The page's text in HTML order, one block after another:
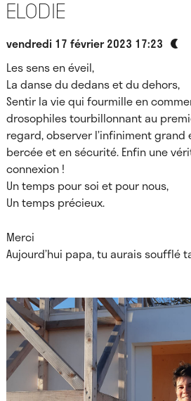
Elodie
vendredi 17 février 2023 17:23
Les sens en éveil,
La danse du dedans et du dehors,
Sentir la vie qui fourmille en
drosophiles tourbillonnant au
regard, observer l’infiniment
bercée et en sécurité. Enfin une
connexion !
Un temps pour soi et pour nous,
Un temps précieux.
Merci
Aujourd’hui papa, tu aurais soufflé